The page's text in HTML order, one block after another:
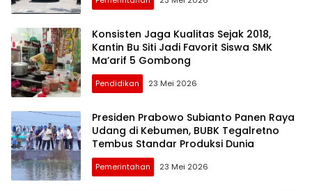
Konsisten Jaga Kualitas Sejak 2018,
Kantin Bu Siti Jadi Favorit Siswa SMK
Ma’arif 5 Gombong
Pendidikan 23 Mei 2026
Presiden Prabowo Subianto Panen Raya
Udang di Kebumen, BUBK Tegalretno
Tembus Standar Produksi Dunia
Pemerintahan 23 Mei 2026